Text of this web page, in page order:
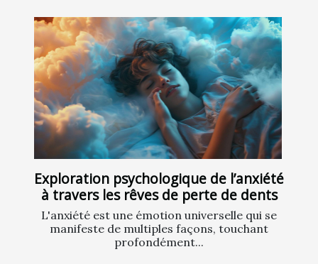
Exploration psychologique de l’anxiété
à travers les rêves de perte de dents
L'anxiété est une émotion universelle qui se
manifeste de multiples façons, touchant
profondément...